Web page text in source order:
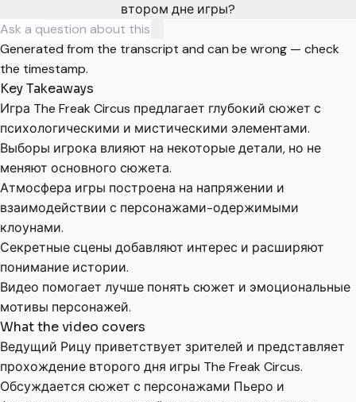
втором дне игры?
Generated from the transcript and can be wrong — check
the timestamp.
Key Takeaways
Игра The Freak Circus предлагает глубокий сюжет с
психологическими и мистическими элементами.
Выборы игрока влияют на некоторые детали, но не
меняют основного сюжета.
Атмосфера игры построена на напряжении и
взаимодействии с персонажами-одержимыми
клоунами.
Секретные сцены добавляют интерес и расширяют
понимание истории.
Видео помогает лучше понять сюжет и эмоциональные
мотивы персонажей.
What the video covers
Ведущий Рицу приветствует зрителей и представляет
прохождение второго дня игры The Freak Circus.
Обсуждается сюжет с персонажами Пьеро и